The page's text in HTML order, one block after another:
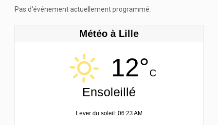
Pas d'événement actuellement programmé.
Météo à Lille
12°C
Ensoleillé
Lever du soleil: 06:23 AM